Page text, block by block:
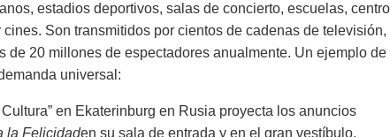
estadios deportivos, salas de concierto, escuelas,
Son transmitidos por cientos de cadenas de televisión,
de 20 millones de espectadores anualmente. Un ejemplo de
universal:
en Ekaterinburg en Rusia proyecta los anuncios
la Felicidaden su sala de entrada y en el gran vestíbulo.